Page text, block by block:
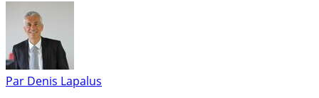
Par Denis Lapalus